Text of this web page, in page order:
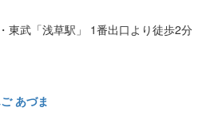
東武「浅草駅」 1番出口より徒歩2分
あづま